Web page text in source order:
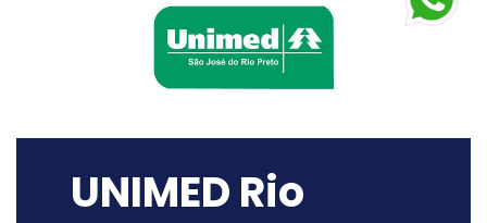
UNIMED Rio